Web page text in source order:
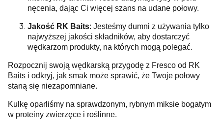
nęcenia, dając Ci więcej szans na udane połowy.
Jakość RK Baits: Jesteśmy dumni z używania tylko
najwyższej jakości składników, aby dostarczyć
wędkarzom produkty, na których mogą polegać.
Rozpocznij swoją wędkarską przygodę z Fresco od RK
Baits i odkryj, jak smak może sprawić, że Twoje połowy
staną się niezapomniane.
Kulkę oparliśmy na sprawdzonym, rybnym miksie bogatym
w proteiny zwierzęce i roślinne.